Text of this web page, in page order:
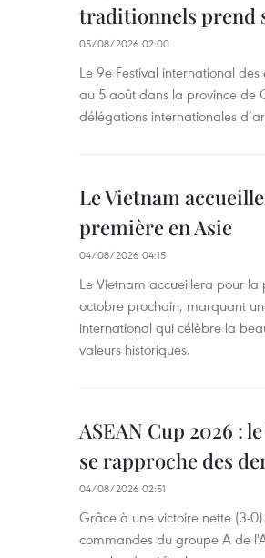
traditionnels prend
05/08/2026 02:00
Le 9e Festival international
au 5 août dans la province de
délégations internationales
Le Vietnam
première en Asie
04/08/2026 04:15
Le Vietnam accueillera pour
octobre prochain, marquant
international qui célèbre la
valeurs historiques.
ASEAN Cup 2026 :
se rapproche des
04/08/2026 02:51
Grâce à une victoire nette (3-
commandes du groupe A de